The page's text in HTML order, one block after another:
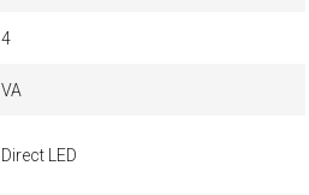
4
VA
Direct LED